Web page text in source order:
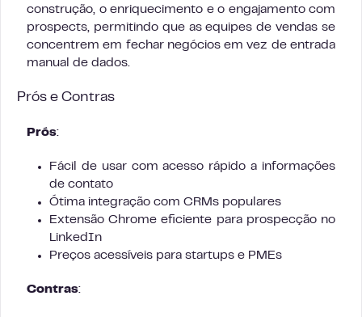
construção, o enriquecimento e o engajamento com
prospects, permitindo que as equipes de vendas se
concentrem em fechar negócios em vez de entrada
manual de dados.
Prós e Contras
Prós:
Fácil de usar com acesso rápido a informações
de contato
Ótima integração com CRMs populares
Extensão Chrome eficiente para prospecção no
LinkedIn
Preços acessíveis para startups e PMEs
Contras: